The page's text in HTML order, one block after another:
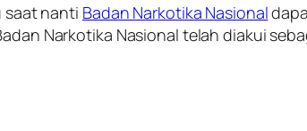
saat nanti Badan Narkotika Nasional
Narkotika Nasional telah diakui